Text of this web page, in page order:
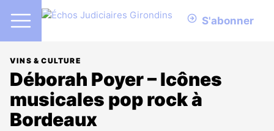
S'abonner
VINS & CULTURE
Déborah Poyer – Icônes
musicales pop rock à
Bordeaux